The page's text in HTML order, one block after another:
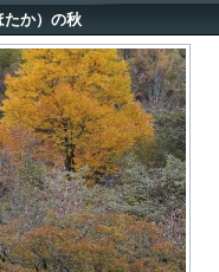
たか）の秋